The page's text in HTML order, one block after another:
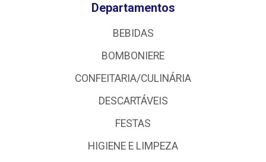
Departamentos
BEBIDAS
BOMBONIERE
CONFEITARIA/CULINÁRIA
DESCARTÁVEIS
FESTAS
HIGIENE E LIMPEZA